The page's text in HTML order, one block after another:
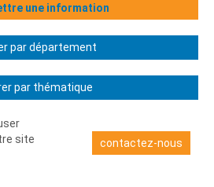
une information
par département
par thématique
site
contactez-nous